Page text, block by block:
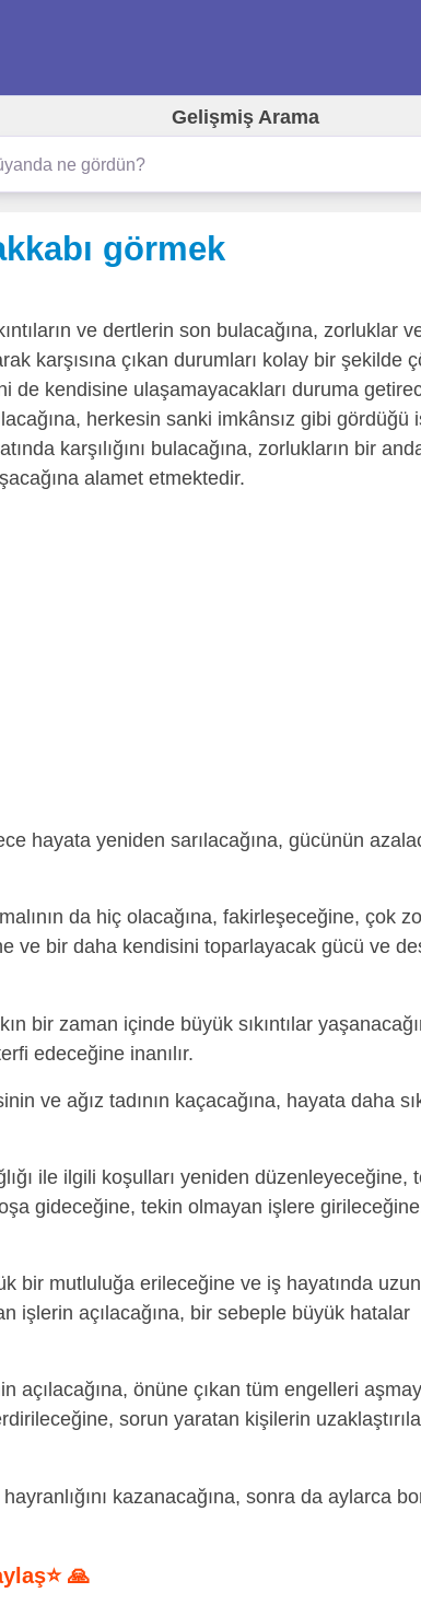
Gelişmiş Arama
görmek
ve dertlerin son bulacağına, zorluklar ve
karşısına çıkan durumları kolay bir şekilde
de kendisine ulaşamayacakları duruma
herkesin sanki imkânsız gibi gördüğü
karşılığını bulacağına, zorlukların bir
alamet etmektedir.
hayata yeniden sarılacağına, gücünün
da hiç olacağına, fakirleşeceğine, çok
ve bir daha kendisini toparlayacak gücü ve
bir zaman içinde büyük sıkıntılar
edeceğine inanılır.
ve ağız tadının kaçacağına, hayata daha
ile ilgili koşulları yeniden düzenleyeceğine,
gideceğine, tekin olmayan işlere
bir mutluluğa erileceğine ve iş hayatında uzun
işlerin açılacağına, bir sebeple büyük hatalar
açılacağına, önüne çıkan tüm engelleri
sorun yaratan kişilerin
kazanacağına, sonra da aylarca
🙏